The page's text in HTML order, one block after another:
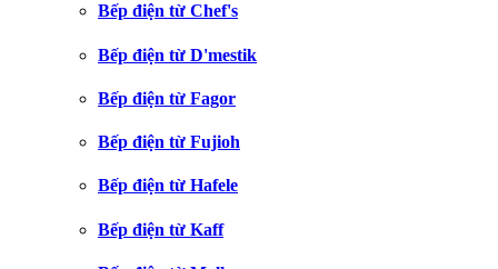
Bếp điện từ Chef's
Bếp điện từ D'mestik
Bếp điện từ Fagor
Bếp điện từ Fujioh
Bếp điện từ Hafele
Bếp điện từ Kaff